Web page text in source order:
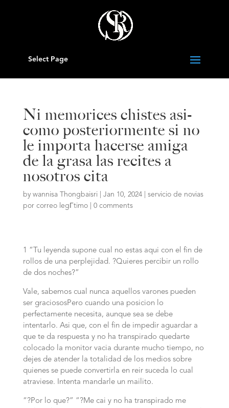
Select Page
Ni memorices chistes asi­
como posteriormente si no
le importa hacerse amiga
de la grasa las recites a
nosotros cita
by wannisa Thongbaisri Jan 10, 2024| servicio de novias
por correo legГ­timo| 0 comments
1 “Tu leyenda supone cual no estas aqui con el fin de
rollos de una perplejidad. ?Quieres percibir un rollo
de dos noches?”
Vale, sabemos cual nunca aquellos varones pueden
ser graciososPero cuando una posicion lo
perfectamente necesita, aunque sea se debe
intentarlo. Asi que, con el fin de impedir aguardar a
que te da respuesta y no ha transpirado quedarte
colocado la monitor vacia durante mucho tiempo, no
dejes de atender la totalidad de los medios sobre
quienes se puede convertirla en reir suceda lo cual
atraviese. Intenta mandarle un mailito.
“?Por lo que?” “?Me cai y no ha transpirado me